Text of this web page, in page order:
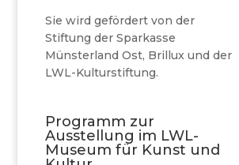
Sie wird gefördert von der
Stiftung der Sparkasse
Münsterland Ost, Brillux und der
LWL-Kulturstiftung.
Programm zur
Ausstellung im LWL-
Museum für Kunst und